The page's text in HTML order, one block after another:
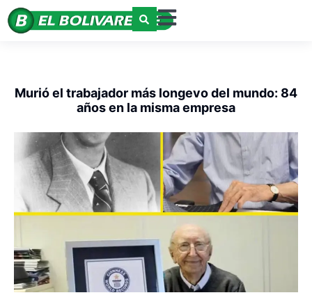
Murió el trabajador más longevo del mundo: 84
años en la misma empresa